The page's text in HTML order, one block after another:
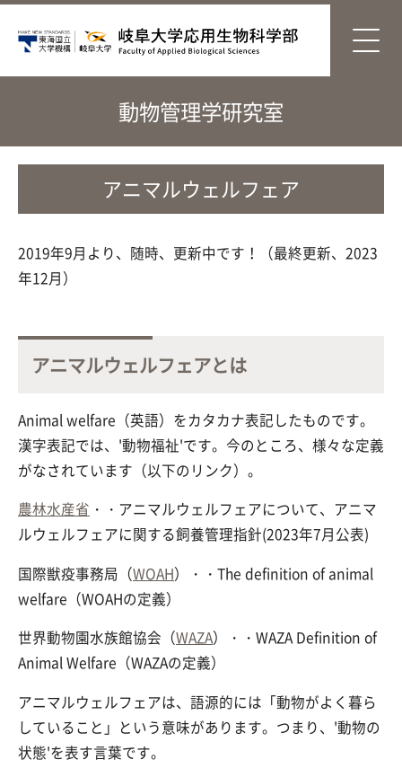
動物管理学研究室
アニマルウェルフェア
2019年9月より、随時、更新中です！（最終更新、2023
年12月）
アニマルウェルフェアとは
Animal welfare（英語）をカタカナ表記したものです。
漢字表記では、'動物福祉'です。今のところ、様々な定義
がなされています（以下のリンク）。
農林水産省 ・・アニマルウェルフェアについて、アニマ
ルウェルフェアに関する飼養管理指針(2023年7月公表)
国際獣疫事務局（WOAH）・・The definition of animal
welfare（WOAHの定義）
世界動物園水族館協会（WAZA）・・WAZA Definition of
Animal Welfare（WAZAの定義）
アニマルウェルフェアは、語源的には「動物がよく暮ら
していること」という意味があります。つまり、'動物の
状態'を表す言葉です。